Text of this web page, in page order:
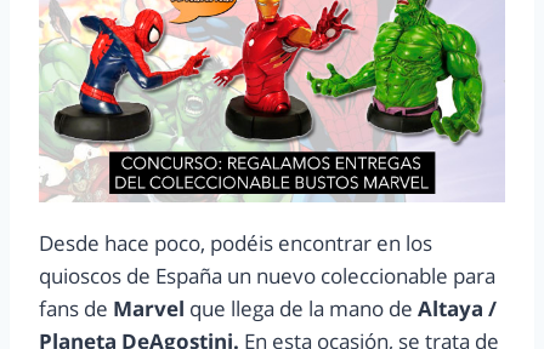
Desde hace poco, podéis encontrar en los
quioscos de España un nuevo coleccionable para
fans de Marvel que llega de la mano de Altaya /
Planeta DeAgostini. En esta ocasión, se trata de